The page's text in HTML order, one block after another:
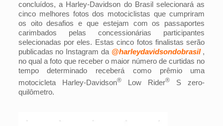
concluídos, a Harley-Davidson do Brasil selecionará as
cinco melhores fotos dos motociclistas que cumpriram
os oito desafios e que estejam com os passaportes
carimbados pelas concessionárias participantes
selecionadas por eles. Estas cinco fotos finalistas serão
publicadas no Instagram da @harleydavidsondobrasil,
no qual a foto que receber o maior número de curtidas no
tempo determinado receberá como prêmio uma
motocicleta Harley-Davidson®Low Rider® S zero-
quilômetro.